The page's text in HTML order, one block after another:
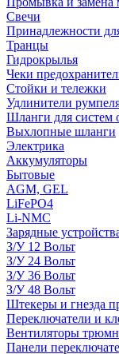
Свечи
Принадлежности
Транцы
Гидрокрылья
Чеки
Стойки и тележки
Удлинители
Шланги для систем
Выхлопные шланги
Электрика
Аккумуляторы
Бытовые
AGM, GEL
LiFePO4
Li-NMC
Зарядные
З/У 12 Вольт
З/У 24 Вольт
З/У 36 Вольт
З/У 48 Вольт
Штекеры и гнезда
Переключатели и
Вентиляторы
Панели